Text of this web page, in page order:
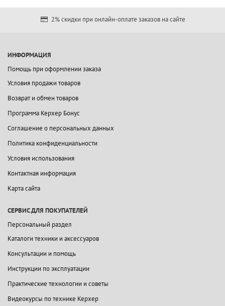
2% скидки при онлайн-оплате заказов на сайте
ИНФОРМАЦИЯ
Помощь при оформлении заказа
Условия продажи товаров
Возврат и обмен товаров
Программа Керхер Бонус
Соглашение о персональных данных
Политика конфиденциальности
Условия использования
Контактная информация
Карта сайта
СЕРВИС ДЛЯ ПОКУПАТЕЛЕЙ
Персональный раздел
Каталоги техники и аксессуаров
Консультации и помощь
Инструкции по эксплуатации
Практические технологии и советы
Видеокурсы по технике Керхер